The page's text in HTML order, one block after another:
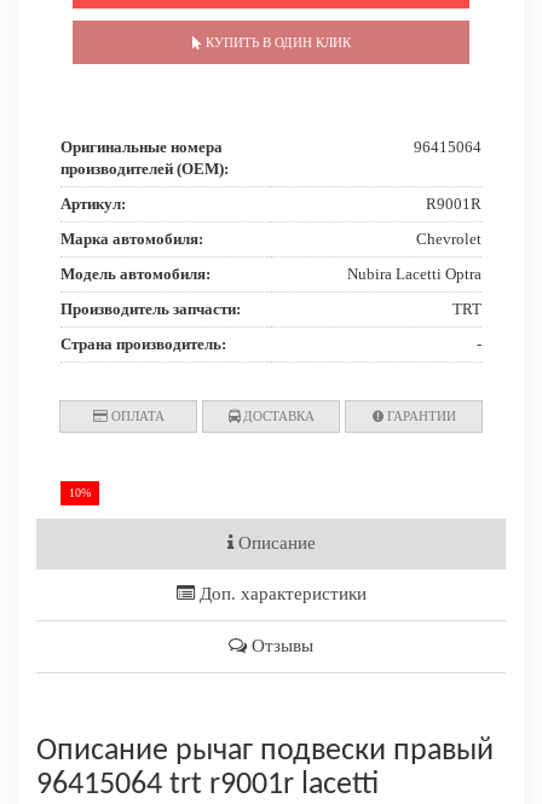
КУПИТЬ В ОДИН КЛИК
Оригинальные номера
производителей (OEM):
96415064
Артикул:
R9001R
Марка автомобиля:
Chevrolet
Модель автомобиля:
Nubira Lacetti Optra
Производитель запчасти:
TRT
Страна производитель:
-
ОПЛАТА ДОСТАВКА ГАРАНТИИ
10%
Описание
Доп. характеристики
Отзывы
Описание рычаг подвески правый
96415064 trt r9001r lacetti